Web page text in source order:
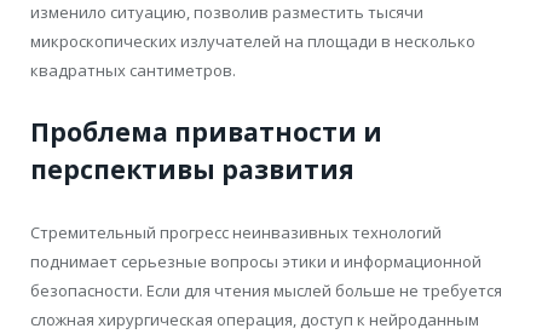
изменило ситуацию, позволив разместить тысячи
микроскопических излучателей на площади в несколько
квадратных сантиметров.
Проблема приватности и
перспективы развития
Стремительный прогресс неинвазивных технологий
поднимает серьезные вопросы этики и информационной
безопасности. Если для чтения мыслей больше не требуется
сложная хирургическая операция, доступ к нейроданным